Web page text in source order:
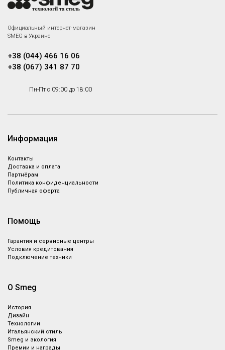
Официальный интернет-магазин
SMEG в Украине
+38 (044) 466 16 06
+38 (067) 341 87 70
Пн-Пт с 09:00 до 18:00
Информация
Контакты
Доставка и оплата
Партнёрам
Политика конфиденциальности
Публичная оферта
Помощь
Гарантия и сервисные центры
Условия кредитования
Подключение техники
О Smeg
История
Дизайн
Технологии
Итальянский стиль
Smeg и экология
Премии и награды